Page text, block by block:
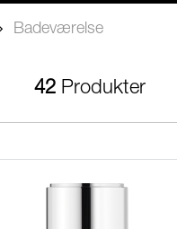
Badeværelse
42 Produkter